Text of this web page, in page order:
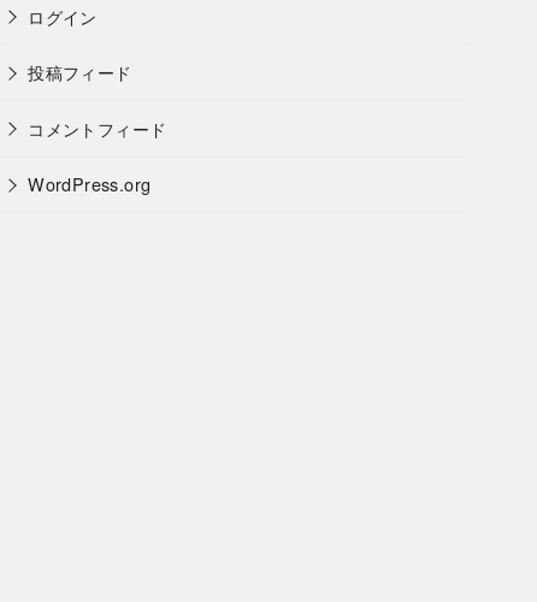
ログイン
投稿フィード
コメントフィード
WordPress.org